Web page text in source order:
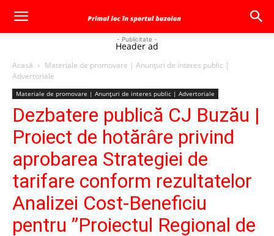
- Publicitate -
Header ad
Acasă
Materiale de promovare | Anunţuri de interes public |
Advertoriale
Materiale de promovare | Anunţuri de interes public | Advertoriale
Dezbatere publică CJ Buzău |
Proiect de hotărâre privind
aprobarea Strategiei de
tarifare conform rezultatelor
Analizei Cost-Beneficiu
pentru ”Proiectul Regional de